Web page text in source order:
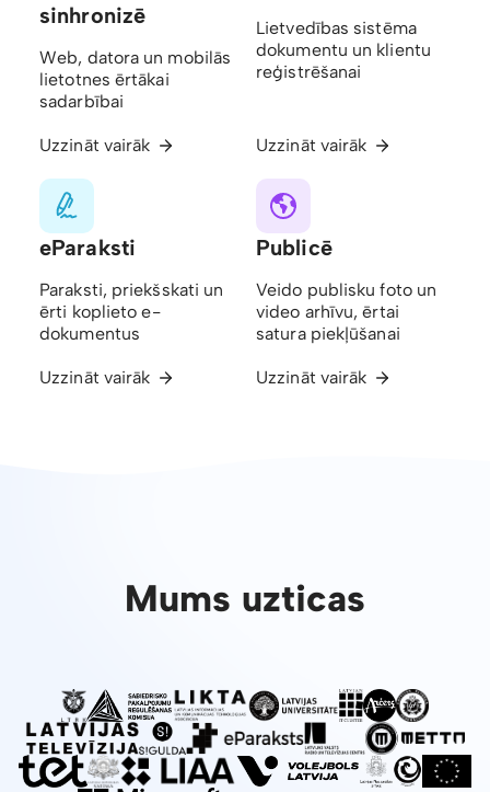
sinhronizē
Web, datora un mobilās
lietotnes ērtākai
sadarbībai
Uzzināt vairāk
Lietvedības sistēma
dokumentu un klientu
reģistrēšanai
Uzzināt vairāk
eParaksti
Paraksti, priekšskati un
ērti koplieto e-
dokumentus
Uzzināt vairāk
Publicē
Veido publisku foto un
video arhīvu, ērtai
satura piekļūšanai
Uzzināt vairāk
Mums uzticas